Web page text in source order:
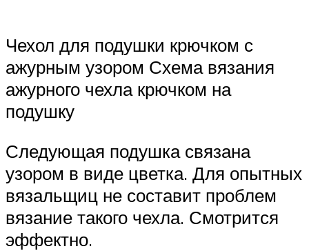
Чехол для подушки крючком с
ажурным узором Схема вязания
ажурного чехла крючком на
подушку
Следующая подушка связана
узором в виде цветка. Для опытных
вязальщиц не составит проблем
вязание такого чехла. Смотрится
эффектно.